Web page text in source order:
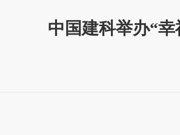
中国建科举办“